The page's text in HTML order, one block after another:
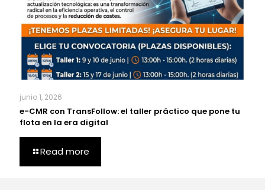
junio 1, 2026
e-CMR con TransFollow: el taller práctico que pone tu
flota en la era digital
Read more